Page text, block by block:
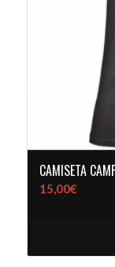
CAMISETA
15,00€